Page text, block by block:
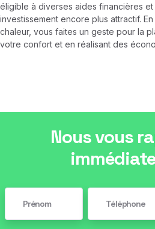
éligible à diverses aides financières
investissement encore plus attractif.
chaleur, vous faites un geste pour la
votre confort et en réalisant des
Nous vous